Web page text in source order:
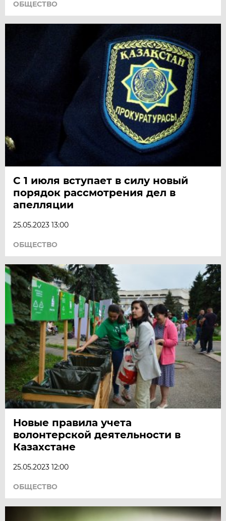
ОБЩЕСТВО
С 1 июля вступает в силу новый
порядок рассмотрения дел в
апелляции
25.05.2023 13:00
ОБЩЕСТВО
Новые правила учета
волонтерской деятельности в
Казахстане
25.05.2023 12:00
ОБЩЕСТВО